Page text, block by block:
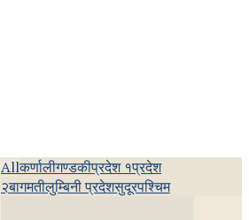
Allकर्णालीगण्डकीप्रदेश १प्रदेश
२बागमतीलुम्बिनी प्रदेशसुदूरपश्चिम